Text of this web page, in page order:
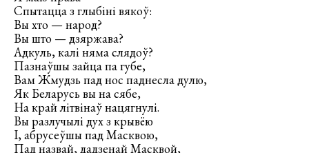
Спытацца з глыбіні вякоў:
Вы хто — народ?
Вы што — дзяржава?
Адкуль, калі няма слядоў?
Пазнаўшы зайца па губе,
Вам Жмудзь пад нос паднесла дулю,
Як Беларусь вы на сябе,
На край літвінаў нацягнулі.
Вы разлучылі дух з крывёю
І, абрусеўшы пад Масквою,
Пад назвай, дадзенай Масквой,